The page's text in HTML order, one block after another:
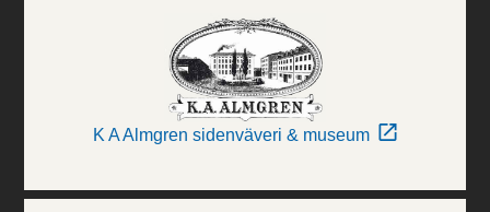
K A Almgren sidenväveri & museum